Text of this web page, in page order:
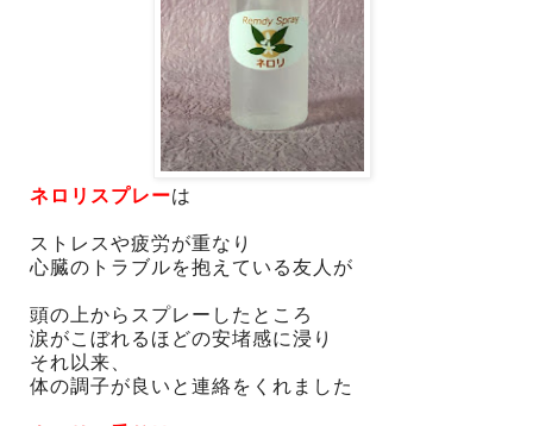
ネロリスプレーは
ストレスや疲労が重なり
心臓のトラブルを抱えている友人が
頭の上からスプレーしたところ
涙がこぼれるほどの安堵感に浸り
それ以来、
体の調子が良いと連絡をくれました